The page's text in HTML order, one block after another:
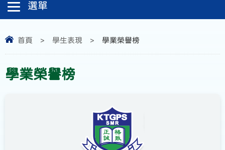
首頁 > 學生表現 > 學業榮譽榜
學業榮譽榜